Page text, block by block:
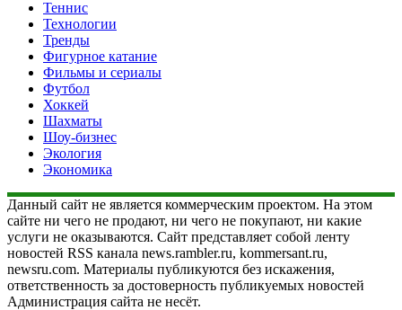
Теннис
Технологии
Тренды
Фигурное катание
Фильмы и сериалы
Футбол
Хоккей
Шахматы
Шоу-бизнес
Экология
Экономика
Данный сайт не является коммерческим проектом. На этом
сайте ни чего не продают, ни чего не покупают, ни какие
услуги не оказываются. Сайт представляет собой ленту
новостей RSS канала news.rambler.ru, kommersant.ru,
newsru.com. Материалы публикуются без искажения,
ответственность за достоверность публикуемых новостей
Администрация сайта не несёт.